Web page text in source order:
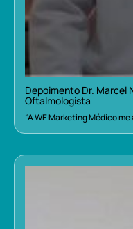
Depoimento Dr. Marcel
Oftalmologista
“A WE Marketing Médico